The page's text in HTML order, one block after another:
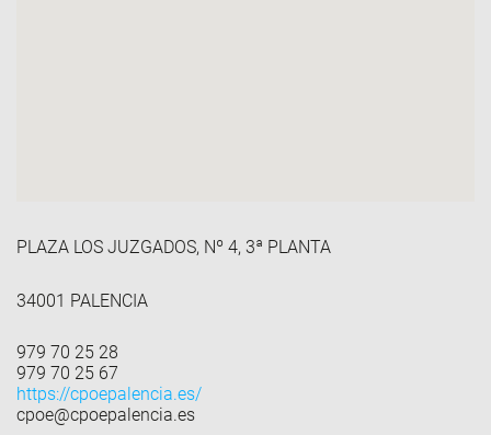
PLAZA LOS JUZGADOS, Nº 4, 3ª PLANTA
34001 PALENCIA
979 70 25 28
979 70 25 67
https://cpoepalencia.es/
cpoe@cpoepalencia.es